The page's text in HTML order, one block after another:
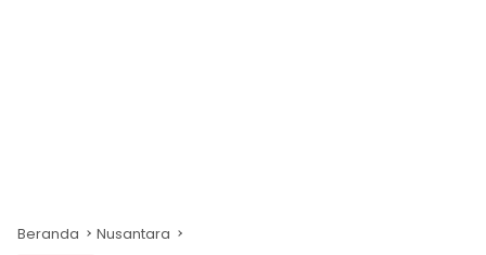
Beranda Nusantara